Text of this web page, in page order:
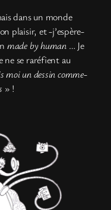
dans un monde
plaisir, et -j’espère-
made by human … Je
ne se raréfient au
moi un dessin comme-
» !